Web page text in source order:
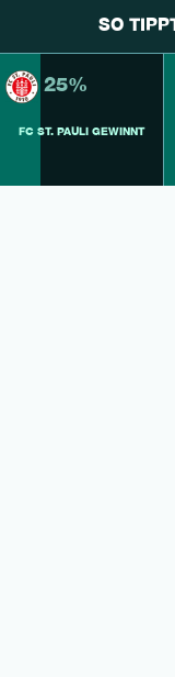
SO
25%
FC ST. PAULI GEWINNT